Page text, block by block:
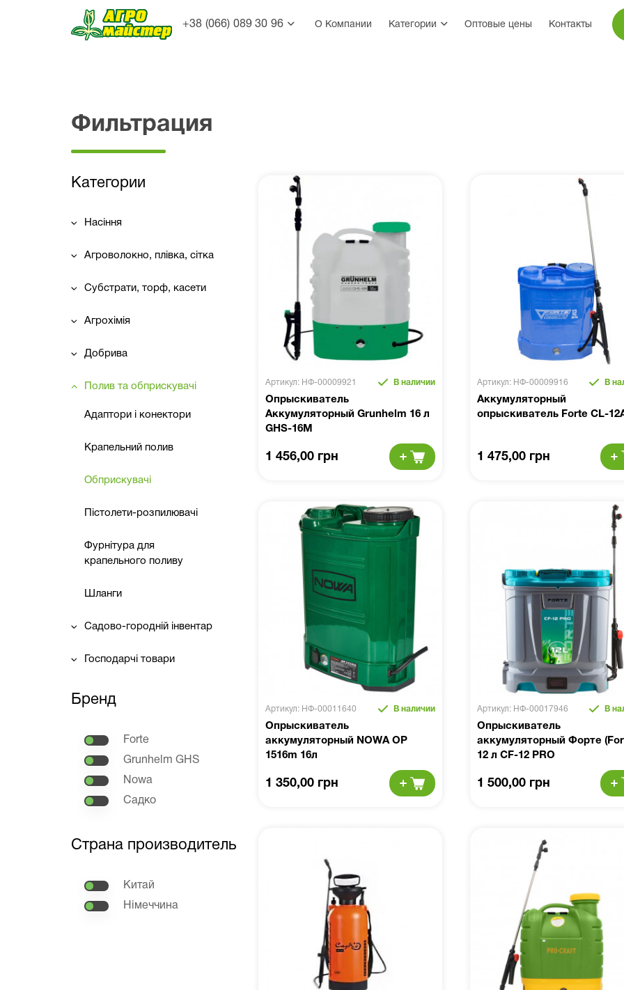
+38 (066) 089 30 96 О Компании Категории Оптовые цены Контакты
Фильтрация
Категории
Насіння
Агроволокно, плівка, сітка
Субстрати, торф, касети
Агрохімія
Добрива
Полив та обприскувачі
Адаптори і конектори
Крапельний полив
Обприскувачі
Пістолети-розпилювачі
Фурнітура для
крапельного поливу
Шланги
Садово-городній інвентар
Господарчі товари
Бренд
Forte
Grunhelm GHS
Nowa
Садко
Страна производитель
Китай
Німеччина
Артикул: НФ-00009921 В наличии
Опрыскиватель
Аккумуляторный Grunhelm 16 л
GHS-16M
1 456,00 грн
Артикул: НФ-00009916 В
Аккумуляторный
опрыскиватель Forte CL-
1 475,00 грн
Артикул: НФ-00011640 В наличии
Опрыскиватель
аккумуляторный NOWA OP
1516m 16л
1 350,00 грн
Артикул: НФ-00017946 В
Опрыскиватель
аккумуляторный Форте
12 л CF-12 PRO
1 500,00 грн